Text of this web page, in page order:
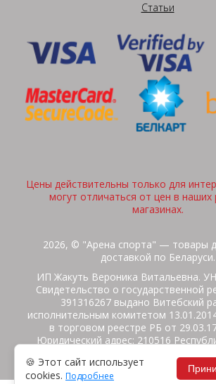
Статьи
Цены действительны только для
могут отличаться от цен в наших
магазинах.
2026, © "Арена спорта" — товары
доставкой по Беларуси.
ИП Жакуть Вероника Витальевна.
Свидетельство о государственной
391316267 выдано Витебский
исполнительным комитетом
в торговом реестре РБ от
Юридический адрес: 210516
Витебская область, Витебский
с, аг.Ольгово,
🍪 Этот сайт использует
cookies. Подробнее